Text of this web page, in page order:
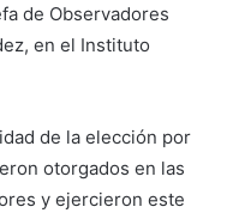
de Observadores
en el Instituto
de la elección por
otorgados en las
y ejercieron este